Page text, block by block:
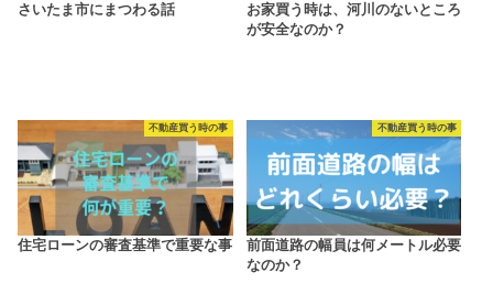
さいたま市にまつわる話
お家買う時は、河川のないところ
が安全なのか？
不動産買う時の事
住宅ローンの審査基準で重要な事
不動産買う時の事
前面道路の幅員は何メートル必要
なのか？